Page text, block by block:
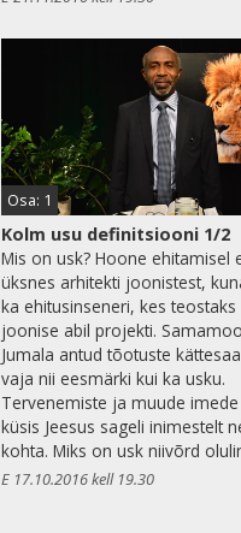
Osa: 1
Kolm usu definitsiooni 1/2
Mis on usk? Hoone ehitamisel
üksnes arhitekti joonistest,
ka ehitusinseneri, kes
joonise abil projekti.
Jumala antud tõotuste
vaja nii eesmärki kui ka usku.
Tervenemiste ja muude
küsis Jeesus sageli inimestelt
kohta. Miks on usk niivõrd
E 17.10.2016 kell 19.30